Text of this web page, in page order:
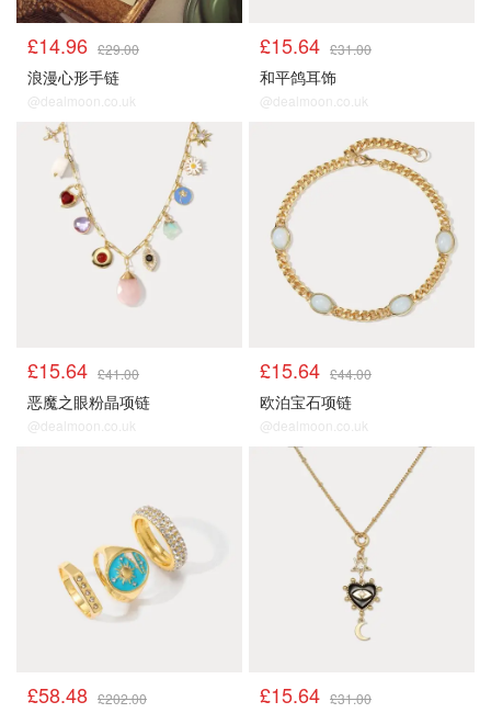
£14.96 £29.00
浪漫心形手链
@dealmoon.co.uk
£15.64 £31.00
和平鸽耳饰
@dealmoon.co.uk
£15.64 £41.00
恶魔之眼粉晶项链
@dealmoon.co.uk
£15.64 £44.00
欧泊宝石项链
@dealmoon.co.uk
£58.48 £202.00 £15.64 £31.00